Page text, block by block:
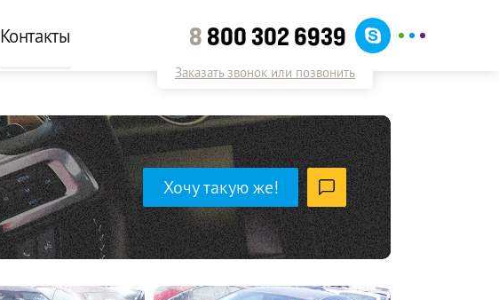
Контакты 8 800 302 6939
Заказать звонок или позвонить
Хочу такую же!